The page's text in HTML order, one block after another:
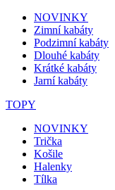
NOVINKY
Zimní kabáty
Podzimní kabáty
Dlouhé kabáty
Krátké kabáty
Jarní kabáty
TOPY
NOVINKY
Trička
Košile
Halenky
Tílka